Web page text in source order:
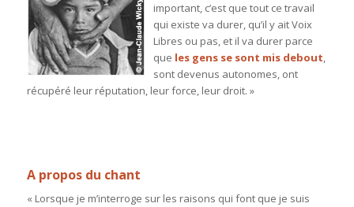
important, c’est que tout ce travail
qui existe va durer, qu’il y ait Voix
Libres ou pas, et il va durer parce
que les gens se sont mis debout,
sont devenus autonomes, ont
récupéré leur réputation, leur force, leur droit. »
A propos du chant
« Lorsque je m’interroge sur les raisons qui font que je suis